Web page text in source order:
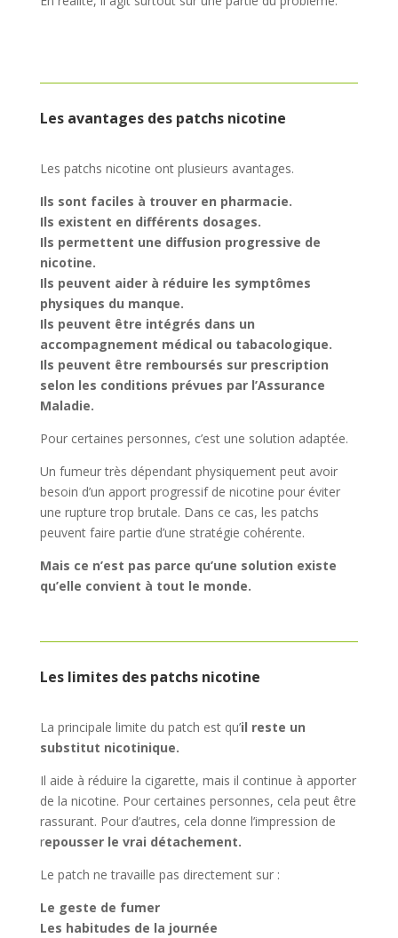
Les avantages des patchs nicotine
Les patchs nicotine ont plusieurs avantages.
Ils sont faciles à trouver en pharmacie.
Ils existent en différents dosages.
Ils permettent une diffusion progressive de
nicotine.
Ils peuvent aider à réduire les symptômes
physiques du manque.
Ils peuvent être intégrés dans un
accompagnement médical ou tabacologique.
Ils peuvent être remboursés sur prescription
selon les conditions prévues par l’Assurance
Maladie.
Pour certaines personnes, c’est une solution adaptée.
Un fumeur très dépendant physiquement peut avoir
besoin d’un apport progressif de nicotine pour éviter
une rupture trop brutale. Dans ce cas, les patchs
peuvent faire partie d’une stratégie cohérente.
Mais ce n’est pas parce qu’une solution existe
qu’elle convient à tout le monde.
Les limites des patchs nicotine
La principale limite du patch est qu’il reste un
substitut nicotinique.
Il aide à réduire la cigarette, mais il continue à apporter
de la nicotine. Pour certaines personnes, cela peut être
rassurant. Pour d’autres, cela donne l’impression de
repousser le vrai détachement.
Le patch ne travaille pas directement sur :
Le geste de fumer
Les habitudes de la journée